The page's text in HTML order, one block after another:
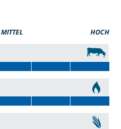
MITTEL HOCH